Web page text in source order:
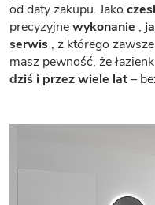
od daty zakupu. Jako
precyzyjnewykonanie ,
serwis , z którego
masz pewność, że
dziś i przez wiele lat–